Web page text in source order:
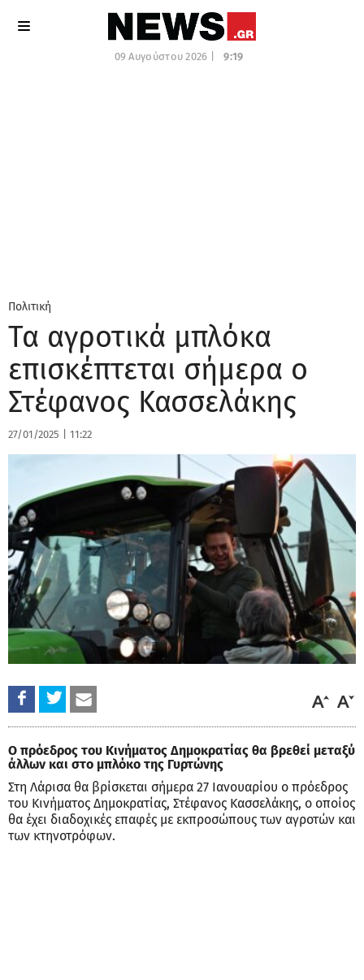
09 Αυγούστου 2026 | 9:19
Πολιτική
Τα αγροτικά μπλόκα
επισκέπτεται σήμερα ο
Στέφανος Κασσελάκης
27/01/2025 11:22
Ο πρόεδρος του Κινήματος Δημοκρατίας θα βρεθεί μεταξύ
άλλων και στο μπλόκο της Γυρτώνης
Στη Λάρισα θα βρίσκεται σήμερα 27 Ιανουαρίου ο πρόεδρος
του Κινήματος Δημοκρατίας, Στέφανος Κασσελάκης, ο οποίος
θα έχει διαδοχικές επαφές με εκπροσώπους των αγροτών και
των κτηνοτρόφων.